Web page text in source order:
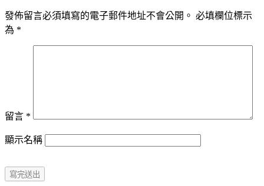
發佈留言必須填寫的電子郵件地址不會公開。 必填欄位標示
為 *
留言 *
顯示名稱